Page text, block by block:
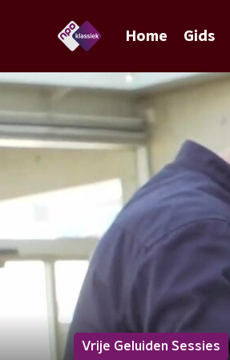
Home Gids
Vrije Geluiden Sessies